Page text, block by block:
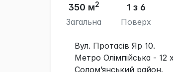
350 м2
Загальна
1 з 6
Поверх
Вул. Протасів Яр 10.
Метро Олімпійська - 12
Солом’янський район.